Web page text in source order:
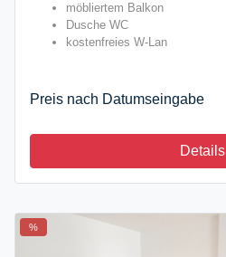
möbliertem Balkon
Dusche WC
kostenfreies W-Lan
Preis nach Datumseingabe
Details
%